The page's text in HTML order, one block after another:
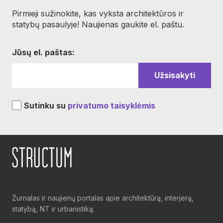
Pirmieji sužinokite, kas vyksta architektūros ir
statybų pasaulyje! Naujienas gaukite el. paštu.
Jūsų el. paštas:
Sutinku su privatumo taisyklėmis
Žurnalas ir naujienų portalas apie architektūrą, interjerą,
statybą, NT ir urbanistiką.